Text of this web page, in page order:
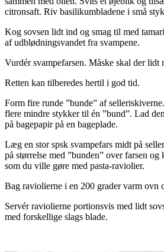
citronsaft. Riv basilikumbladene i små
Kog sovsen lidt ind og smag til med
af udblødningsvandet fra svampene.
Vurdér svampefarsen. Måske skal der lidt
Retten kan tilberedes hertil i god tid.
Form fire runde ”bunde” af
flere mindre stykker til én ”bund”. Lad
på bagepapir på en bageplade.
Læg en stor spsk svampefars midt på
på størrelse med ”bunden” over farsen
som du ville gøre med pasta-raviolier.
Bag raviolierne i en 200 grader varm ovn
Servér raviolierne portionsvis med lidt
med forskellige slags blade.